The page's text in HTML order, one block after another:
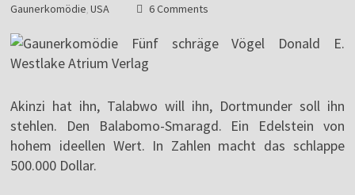
Gaunerkomödie ,USA 6 Comments
Akinzi hat ihn, Talabwo will ihn, Dortmunder soll ihn
stehlen. Den Balabomo-Smaragd. Ein Edelstein von
hohem ideellen Wert. In Zahlen macht das schlappe
500.000 Dollar.